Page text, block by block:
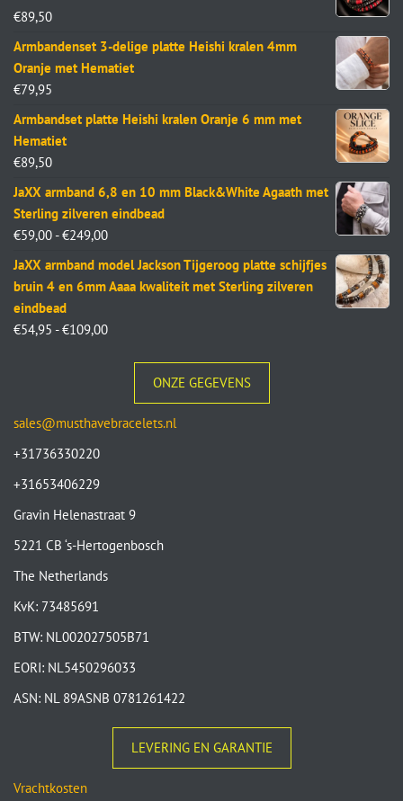
€89,50
Armbandenset 3-delige platte Heishi kralen 4mm
Oranje met Hematiet
€79,95
Armbandset platte Heishi kralen Oranje 6 mm met
Hematiet
€89,50
JaXX armband 6,8 en 10 mm Black&White Agaath met
Sterling zilveren eindbead
€59,00 - €249,00
JaXX armband model Jackson Tijgeroog platte schijfjes
bruin 4 en 6mm Aaaa kwaliteit met Sterling zilveren
eindbead
€54,95 - €109,00
ONZE GEGEVENS
sales@musthavebracelets.nl
+31736330220
+31653406229
Gravin Helenastraat 9
5221 CB ‘s-Hertogenbosch
The Netherlands
KvK: 73485691
BTW: NL002027505B71
EORI: NL5450296033
ASN: NL 89ASNB 0781261422
LEVERING EN GARANTIE
Vrachtkosten